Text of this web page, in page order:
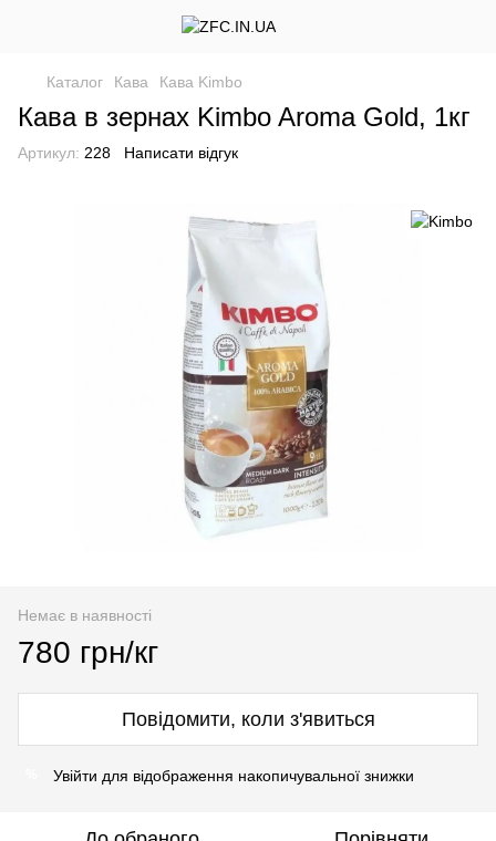
Каталог Кава Кава Kimbo
Кава в зернах Kimbo Aroma Gold, 1кг
Артикул: 228 Написати відгук
Немає в наявності
780 грн/кг
Повідомити, коли з'явиться
Увійти для відображення накопичувальної знижки